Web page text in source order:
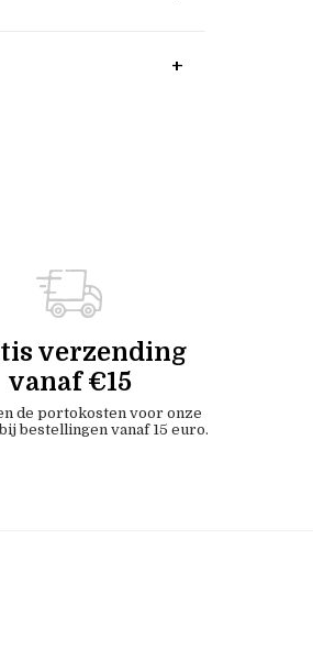
verzending
vanaf €15
de portokosten voor onze
bestellingen vanaf 15 euro.